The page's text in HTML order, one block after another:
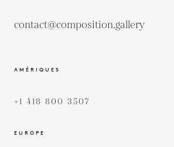
contact@composition.gallery
AMÉRIQUES
+1 418 800 3507
EUROPE